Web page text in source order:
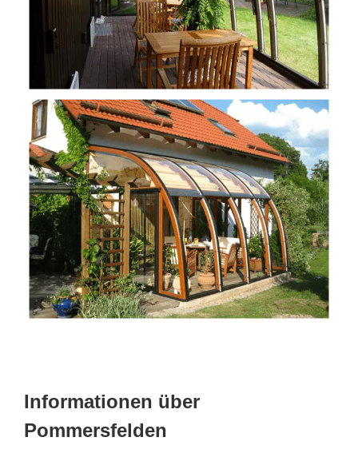
Informationen über
Pommersfelden